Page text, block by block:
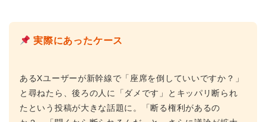
実際にあったケース
あるXユーザーが新幹線で「座席を倒していいですか？」
と尋ねたら、後ろの人に「ダメです」とキッパリ断られ
たという投稿が大きな話題に。「断る権利があるの